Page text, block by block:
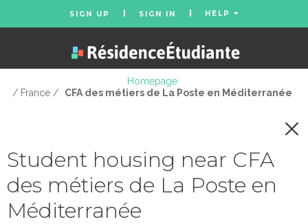
SIGN UP SIGN IN HELP
Homepage
/ France /
CFA des métiers de La Poste en Méditerranée
Student housing near CFA
des métiers de La Poste en
Méditerranée